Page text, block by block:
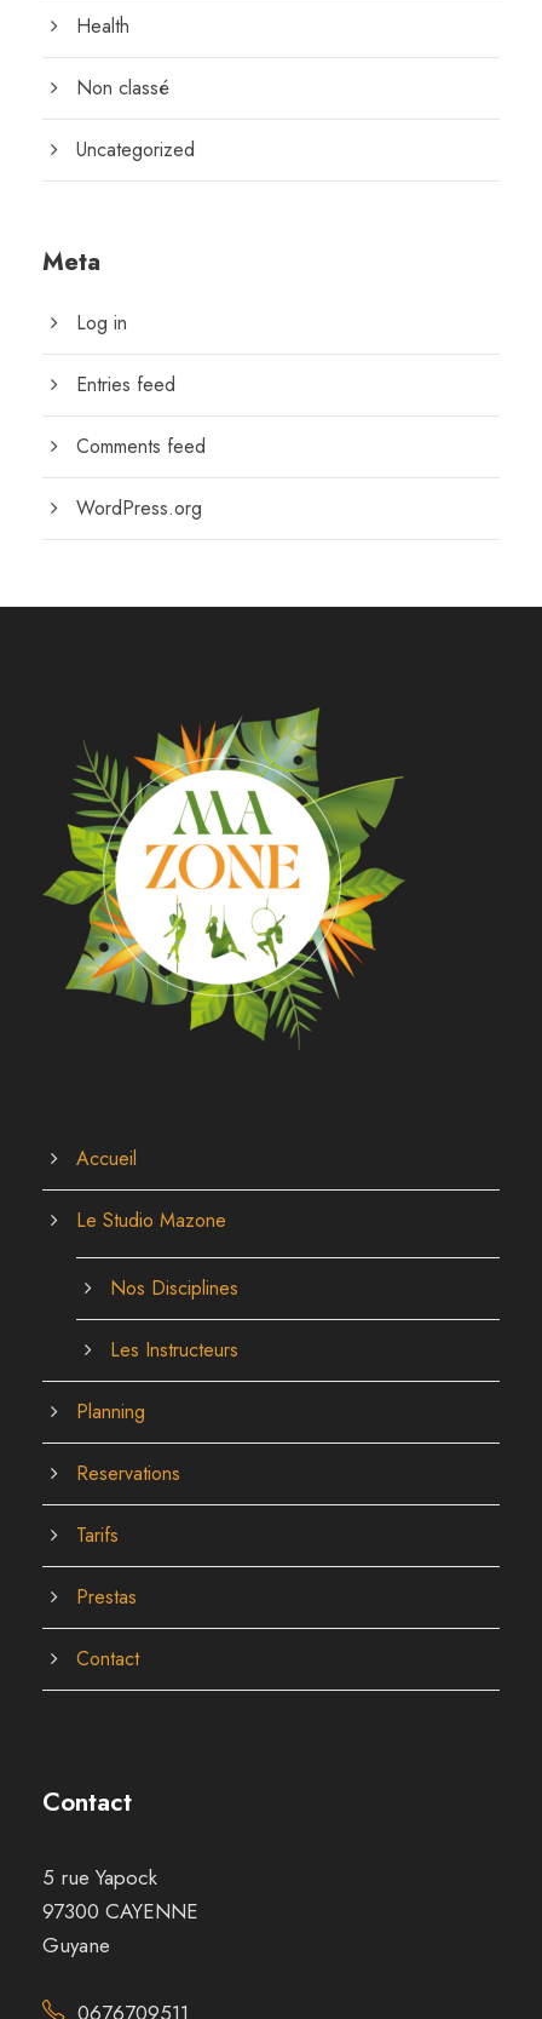
Health
Non classé
Uncategorized
Meta
Log in
Entries feed
Comments feed
WordPress.org
Accueil
Le Studio Mazone
Nos Disciplines
Les Instructeurs
Planning
Reservations
Tarifs
Prestas
Contact
Contact
5 rue Yapock
97300 CAYENNE
Guyane
0676709511